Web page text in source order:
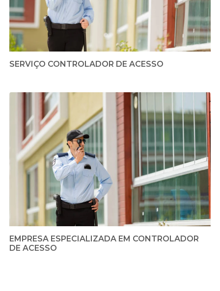
SERVIÇO CONTROLADOR DE ACESSO
EMPRESA ESPECIALIZADA EM CONTROLADOR
DE ACESSO